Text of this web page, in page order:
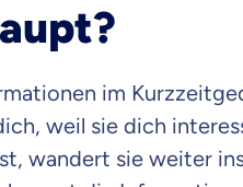
im
weil sie dich
wandert sie weiter